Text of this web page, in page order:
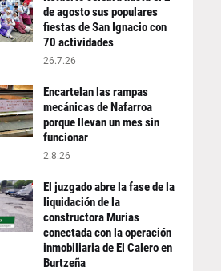
de agosto sus populares
fiestas de San Ignacio con
70 actividades
26.7.26
Encartelan las rampas
mecánicas de Nafarroa
porque llevan un mes sin
funcionar
2.8.26
El juzgado abre la fase de la
liquidación de la
constructora Murias
conectada con la operación
inmobiliaria de El Calero en
Burtzeña